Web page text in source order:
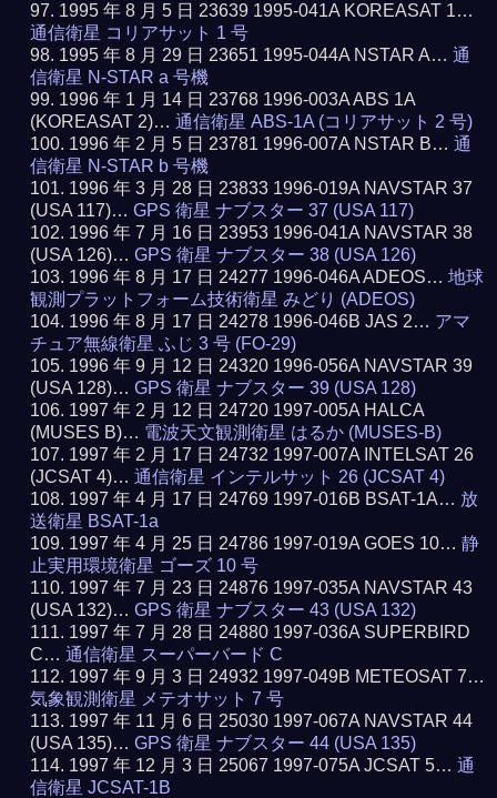
1995 年 8 月 5 日 23639 1995-041A KOREASAT 1…
通信衛星 コリアサット 1 号
1995 年 8 月 29 日 23651 1995-044A NSTAR A…通
信衛星 N-STAR a 号機
1996 年 1 月 14 日 23768 1996-003A ABS 1A
(KOREASAT 2)…通信衛星 ABS-1A (コリアサット 2 号)
1996 年 2 月 5 日 23781 1996-007A NSTAR B…通
信衛星 N-STAR b 号機
1996 年 3 月 28 日 23833 1996-019A NAVSTAR 37
(USA 117)…GPS 衛星 ナブスター 37 (USA 117)
1996 年 7 月 16 日 23953 1996-041A NAVSTAR 38
(USA 126)…GPS 衛星 ナブスター 38 (USA 126)
1996 年 8 月 17 日 24277 1996-046A ADEOS…地球
観測プラットフォーム技術衛星 みどり (ADEOS)
1996 年 8 月 17 日 24278 1996-046B JAS 2… アマ
チュア無線衛星 ふじ 3 号 (FO-29)
1996 年 9 月 12 日 24320 1996-056A NAVSTAR 39
(USA 128)…GPS 衛星 ナブスター 39 (USA 128)
1997 年 2 月 12 日 24720 1997-005A HALCA
(MUSES B)… 電波天文観測衛星 はるか (MUSES-B)
1997 年 2 月 17 日 24732 1997-007A INTELSAT 26
(JCSAT 4)…通信衛星 インテルサット 26 (JCSAT 4)
1997 年 4 月 17 日 24769 1997-016B BSAT-1A… 放
送衛星 BSAT-1a
1997 年 4 月 25 日 24786 1997-019A GOES 10…静
止実用環境衛星 ゴーズ 10 号
1997 年 7 月 23 日 24876 1997-035A NAVSTAR 43
(USA 132)…GPS 衛星 ナブスター 43 (USA 132)
1997 年 7 月 28 日 24880 1997-036A SUPERBIRD
C…通信衛星 スーパーバード C
1997 年 9 月 3 日 24932 1997-049B METEOSAT 7…
気象観測衛星 メテオサット 7 号
1997 年 11 月 6 日 25030 1997-067A NAVSTAR 44
(USA 135)…GPS 衛星 ナブスター 44 (USA 135)
1997 年 12 月 3 日 25067 1997-075A JCSAT 5…通
信衛星 JCSAT-1B